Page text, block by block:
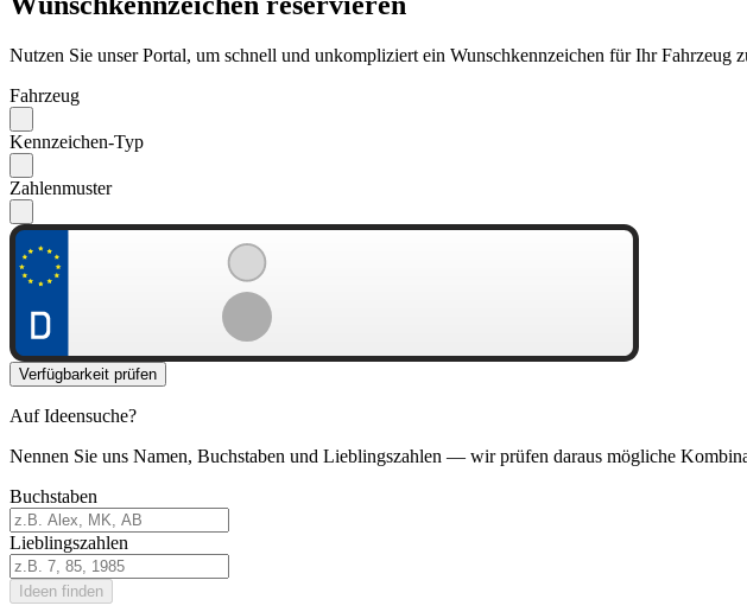
Nutzen Sie unser Portal, um schnell und unkompliziert ein Wunschkennzeichen für Ihr Fahrzeug
Fahrzeug
Kennzeichen-Typ
Zahlenmuster
Verfügbarkeit prüfen
Auf Ideensuche?
Nennen Sie uns Namen, Buchstaben und Lieblingszahlen — wir prüfen daraus mögliche
Buchstaben
Lieblingszahlen
Ideen finden